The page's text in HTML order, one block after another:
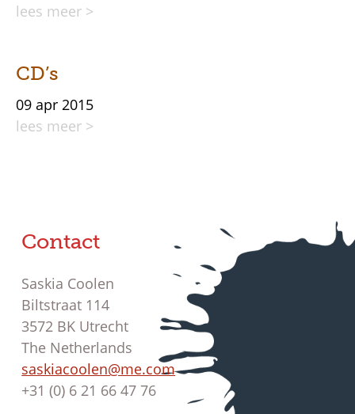
lees meer >
CD’s
09 apr 2015
lees meer >
Contact
Saskia Coolen
Biltstraat 114
3572 BK Utrecht
The Netherlands
saskiacoolen@me.com
+31 (0) 6 21 66 47 76